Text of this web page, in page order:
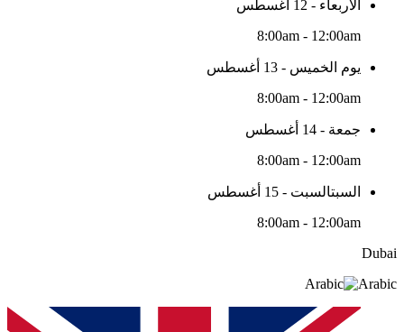
الأربعاء - 12 أغسطس
8:00am - 12:00am
يوم الخميس - 13 أغسطس
8:00am - 12:00am
جمعة - 14 أغسطس
8:00am - 12:00am
السبتالسبت - 15 أغسطس
8:00am - 12:00am
Dubai
Arabic